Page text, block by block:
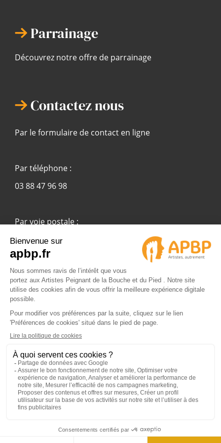
Parrainage
Découvrez notre offre de parrainage
Contactez nous
Par le formulaire de contact en ligne
Par téléphone :
03 88 47 96 98
Par voie postale :
APBP
37 route Ecospace - Molsheim
67955 Strasbourg Cedex 9
© 2024 APBP